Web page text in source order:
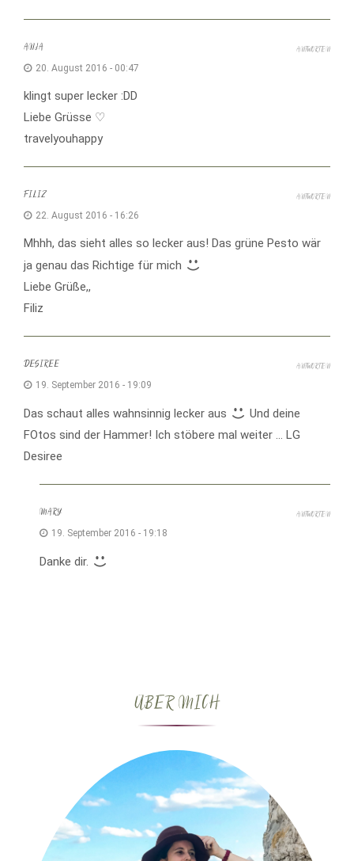
ANJA
20. August 2016 - 00:47
klingt super lecker :DD
Liebe Grüsse ♡
travelyouhappy
ANTWORTEN
FILIZ
22. August 2016 - 16:26
Mhhh, das sieht alles so lecker aus! Das grüne Pesto wär
ja genau das Richtige für mich
Liebe Grüße,,
Filiz
ANTWORTEN
DESIREE
19. September 2016 - 19:09
Das schaut alles wahnsinnig lecker aus
Und deine
FOtos sind der Hammer! Ich stöbere mal weiter … LG
Desiree
ANTWORTEN
MARY
19. September 2016 - 19:18
Danke dir.
ANTWORTEN
ÜBER MICH